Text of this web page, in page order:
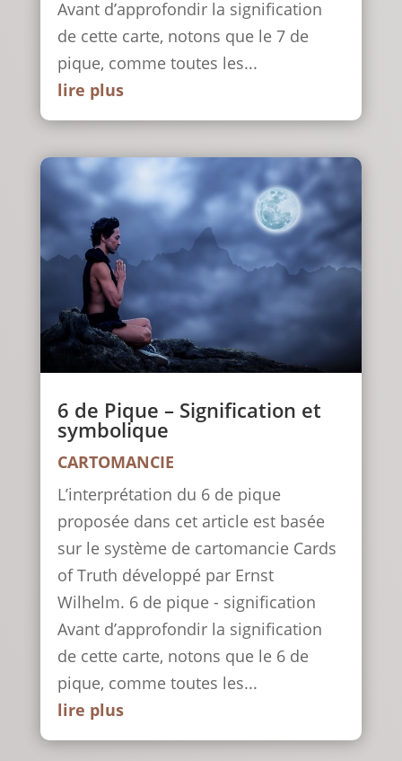
Avant d’approfondir la signification
de cette carte, notons que le 7 de
pique, comme toutes les...
lire plus
6 de Pique – Signification et
symbolique
CARTOMANCIE
L’interprétation du 6 de pique
proposée dans cet article est basée
sur le système de cartomancie Cards
of Truth développé par Ernst
Wilhelm. 6 de pique - signification
Avant d’approfondir la signification
de cette carte, notons que le 6 de
pique, comme toutes les...
lire plus